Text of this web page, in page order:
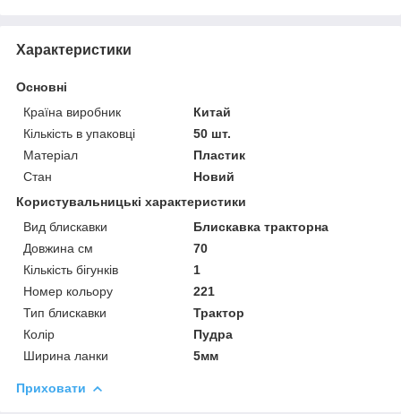
Характеристики
Основні
Країна виробник
Китай
Кількість в упаковці
50 шт.
Матеріал
Пластик
Стан
Новий
Користувальницькі характеристики
Вид блискавки
Блискавка тракторна
Довжина см
70
Кількість бігунків
1
Номер кольору
221
Тип блискавки
Трактор
Колір
Пудра
Ширина ланки
5мм
Приховати